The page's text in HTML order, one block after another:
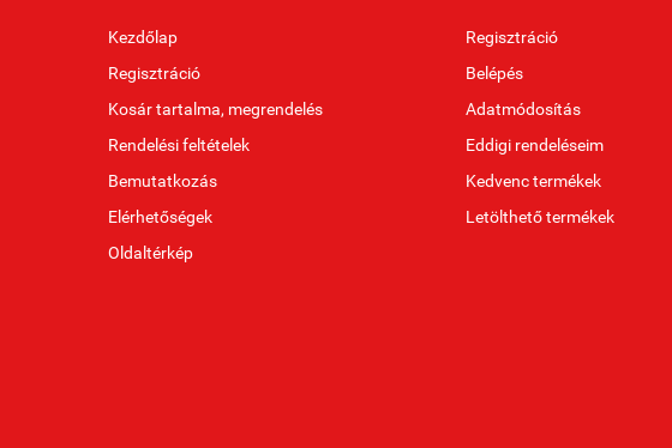
Kezdőlap
Regisztráció
Kosár tartalma, megrendelés
Rendelési feltételek
Bemutatkozás
Elérhetőségek
Oldaltérkép
Regisztráció
Belépés
Adatmódosítás
Eddigi rendeléseim
Kedvenc termékek
Letölthető termékek